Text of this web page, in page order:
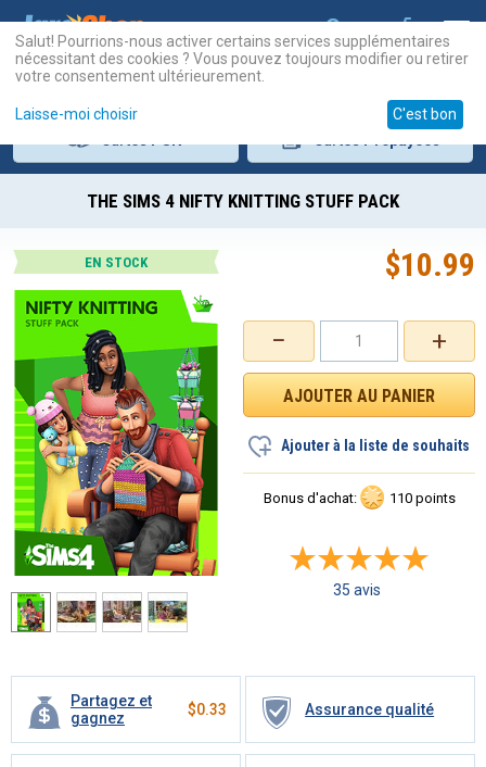
THE SIMS 4 NIFTY KNITTING STUFF PACK
EN STOCK
Partagez et
gagnez
$0.33 Assurance qualité
+
−
$10.99
Ajouter à la liste de souhaits
Bonus d'achat: 110 points
35 avis
Salut! Pourrions-nous activer certains services supplémentaires
nécessitant des cookies ? Vous pouvez toujours modifier ou retirer
votre consentement ultérieurement.
Laisse-moi choisir C'est bon